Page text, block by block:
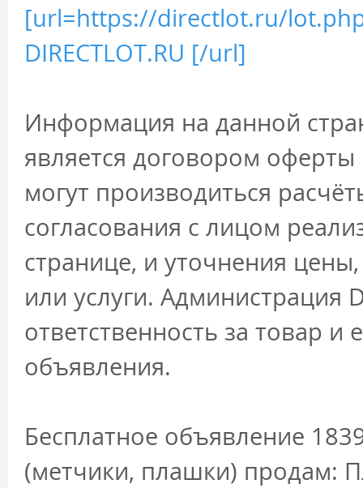
[url=https://directlot.ru/
DIRECTLOT.RU [/url]
Информация на данной
является договором
могут производиться
согласования с лицом
странице, и уточнения
или услуги. Администрация
ответственность за товар и
объявления.
Бесплатное объявление
(метчики, плашки) продам: